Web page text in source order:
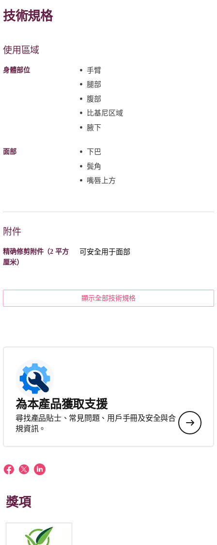
技術規格
使用區域
身體部位
手臂
腿部
腹部
比基尼区域
腋下
面部
下巴
鬓角
嘴唇上方
附件
精确修剪附件（2 平方
厘米）
可安全用于面部
顯示全部技術規格
為本產品獲取支援
尋找產品貼士、常見問題、用戶手冊及安全與合
規資訊。
獎項